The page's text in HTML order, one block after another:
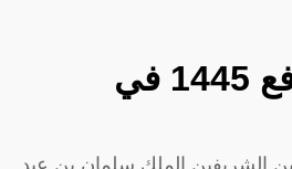
تفاصيل قرار تعديل نظام تبادل المنافع 1445 في
الشريفين الملك سلمان بن عبد